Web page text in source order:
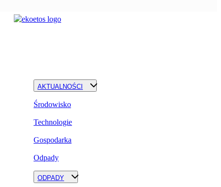
AKTUALNOŚCI
Środowisko
Technologie
Gospodarka
Odpady
ODPADY